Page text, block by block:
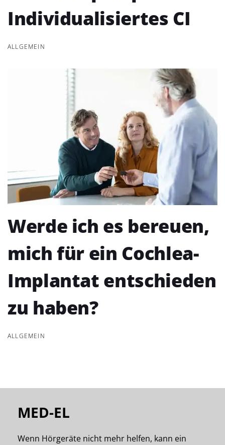
Individualisiertes CI
ALLGEMEIN
Werde ich es bereuen,
mich für ein Cochlea-
Implantat entschieden
zu haben?
ALLGEMEIN
MED-EL
Wenn Hörgeräte nicht mehr helfen, kann ein